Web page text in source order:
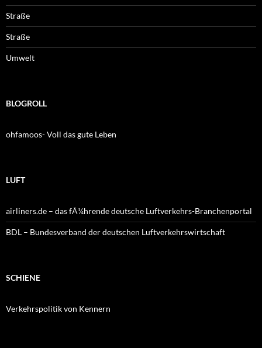
Straße
Straße
Umwelt
BLOGROLL
ohfamoos- Voll das gute Leben
LUFT
airliners.de – das fÃ¼hrende deutsche Luftverkehrs-Branchenportal
BDL – Bundesverband der deutschen Luftverkehrswirtschaft
SCHIENE
Verkehrspolitik von Kennern